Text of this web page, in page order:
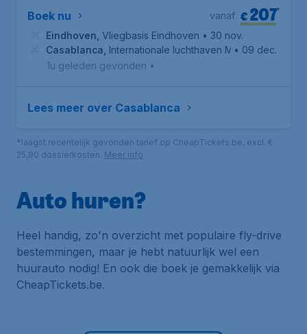
Boek nu €207*
vanaf
Eindhoven Vliegbasis Eindhoven • 30 nov.
Casablanca Internationale luchthaven Mohammed V
• 09 dec.
1u geleden gevonden •
Lees meer over Casablanca
*laagst recentelijk gevonden tarief op CheapTickets.be, excl. €
25,90 dossierkosten. Meer info
Auto huren?
Heel handig, zo'n overzicht met populaire fly-drive
bestemmingen, maar je hebt natuurlijk wel een
huurauto nodig! En ook die boek je gemakkelijk via
CheapTickets.be.